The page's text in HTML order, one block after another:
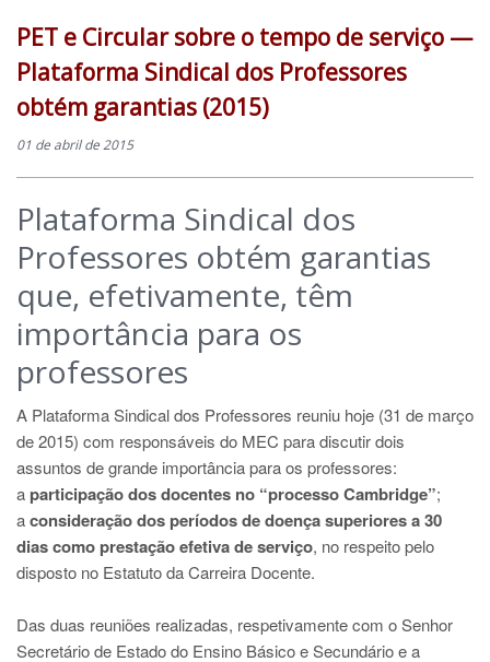
PET e Circular sobre o tempo de serviço —
Plataforma Sindical dos Professores
obtém garantias (2015)
01 de abril de 2015
Plataforma Sindical dos
Professores obtém garantias
que, efetivamente, têm
importância para os
professores
A Plataforma Sindical dos Professores reuniu hoje (31 de março
de 2015) com responsáveis do MEC para discutir dois
assuntos de grande importância para os professores:
aparticipação dos docentes no “processo Cambridge”;
aconsideração dos períodos de doença superiores a 30
dias como prestação efetiva de serviço, no respeito pelo
disposto no Estatuto da Carreira Docente.
Das duas reuniões realizadas, respetivamente com o Senhor
Secretário de Estado do Ensino Básico e Secundário e a